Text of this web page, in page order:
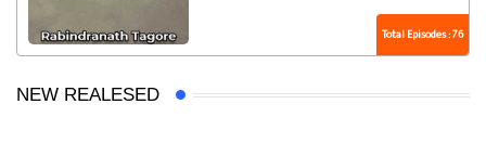
Total Episodes : 76
NEW REALESED